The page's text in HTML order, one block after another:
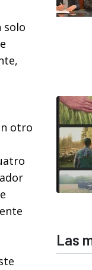
solo
otro
Las